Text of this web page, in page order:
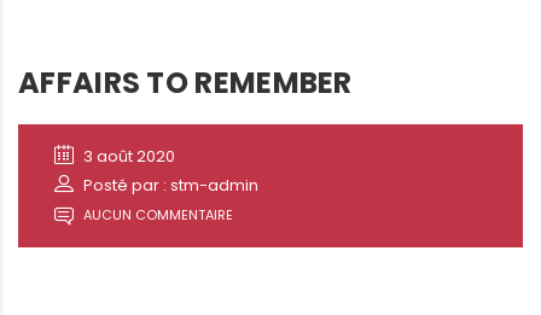
AFFAIRS TO REMEMBER
3 août 2020
Posté par : stm-admin
AUCUN COMMENTAIRE